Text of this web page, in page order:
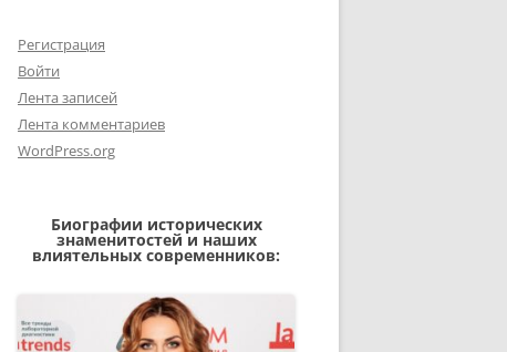
Регистрация
Войти
Лента записей
Лента комментариев
WordPress.org
Биографии исторических
знаменитостей и наших
влиятельных современников: